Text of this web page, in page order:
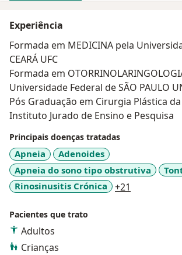
Experiência
Formada em MEDICINA pela
CEARÁ UFC
Formada em
Universidade Federal de SÃO PAULO
Pós Graduação em Cirurgia Plástica
Instituto Jurado de Ensino e Pesquisa
Principais doenças tratadas
Apneia
Adenoides
Apneia do sono tipo obstrutiva
Rinosinusitis Crónica
+21
Pacientes que trato
Adultos
Crianças